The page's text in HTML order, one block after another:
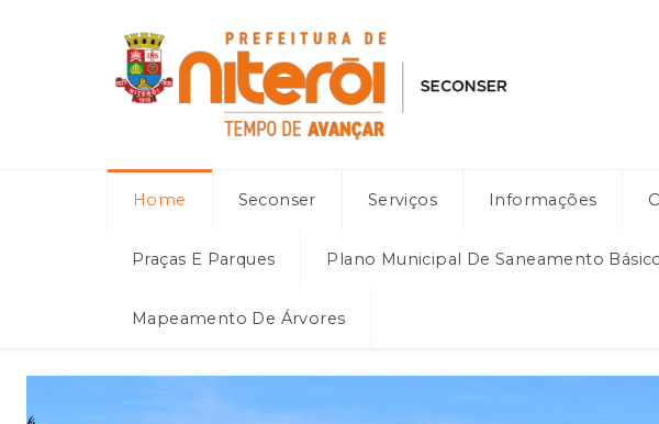
Home Seconser Serviços Informações
Praças E Parques Plano Municipal De Saneamento
Mapeamento De Árvores